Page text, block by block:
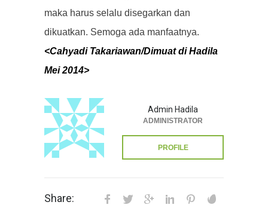
maka harus selalu disegarkan dan
dikuatkan. Semoga ada manfaatnya.
<Cahyadi Takariawan/Dimuat di Hadila
Mei 2014>
Admin Hadila
ADMINISTRATOR
PROFILE
Share: